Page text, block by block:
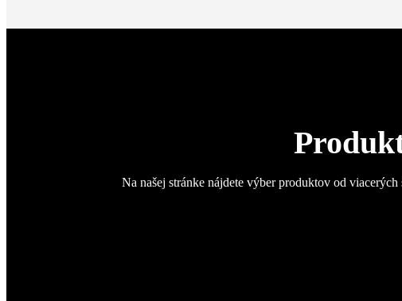
Na našej stránke nájdete výber produktov od